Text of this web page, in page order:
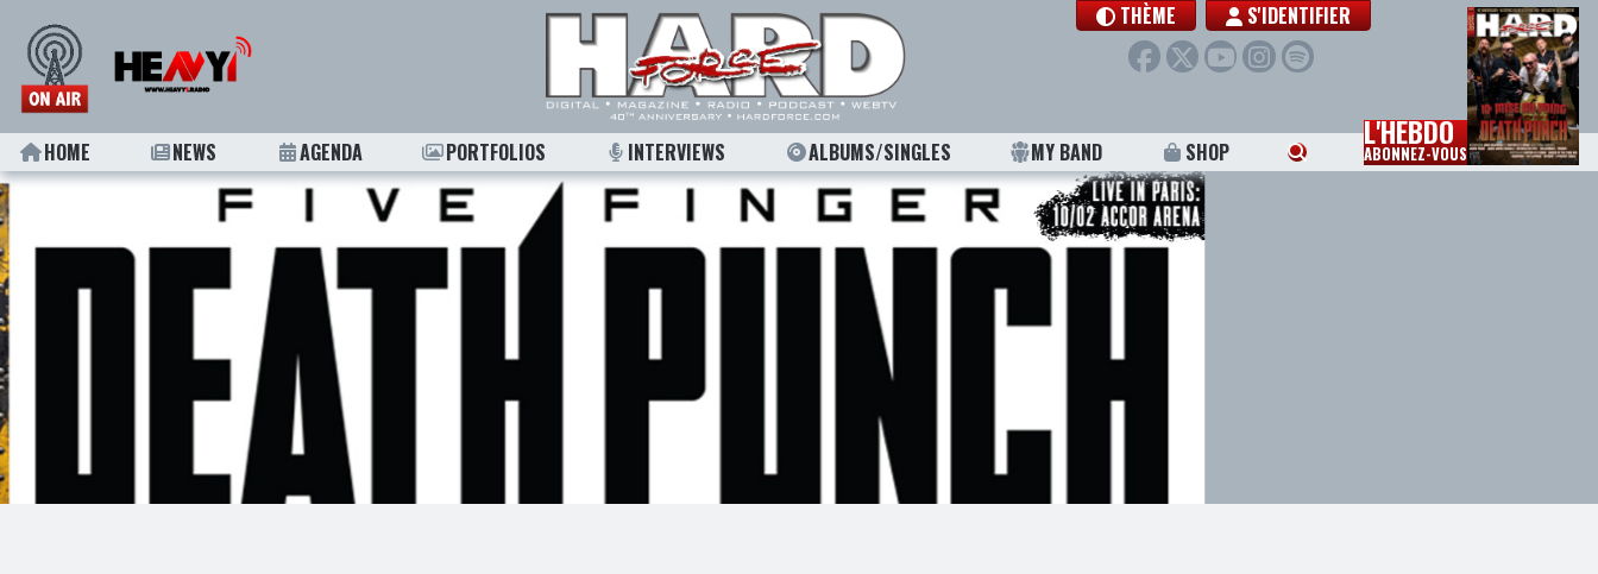
THÈME S'IDENTIFIER
HOME NEWS AGENDA PORTFOLIOS INTERVIEWS ALBUMS/SINGLES MY BAND SHOP L'HEBDO
ABONNEZ-VOUS